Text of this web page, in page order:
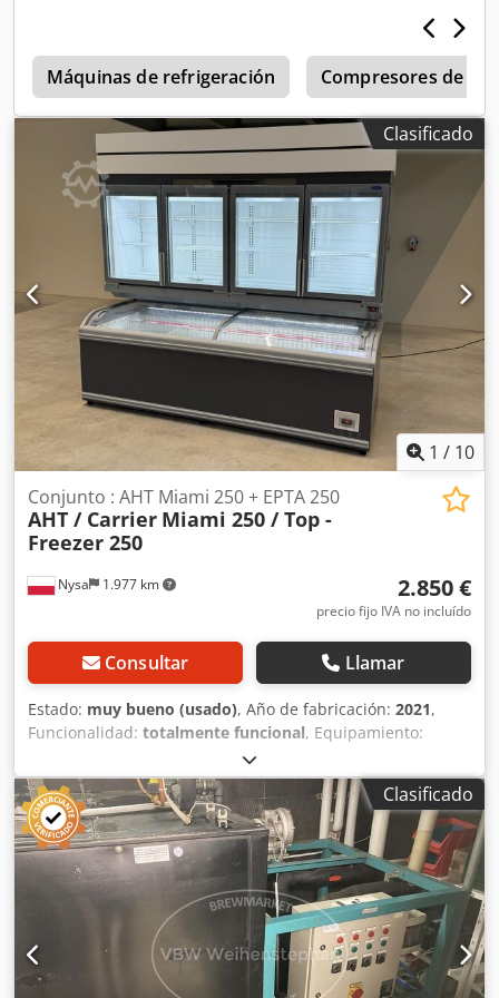
pruebas por el técnico oficial autorizado por Magnum ICC
Italy (Grupo Unilever). Piezas de repuesto originales,
mantenimiento periódico certificado, almacenamiento
conforme a las normas HACCP, documentación completa.
Gas R290 (cumple con la normativa F-Gas de la UE
517/2014). Origen multinacional Algida/Unilever/Magnum,
verificable. Precio de lista nuevo: 5.000 € + (oportunidad
única para distribuidores y operadores). Todas completas,
incluidos los estantes, en perfecto estado.
Especificaciones: 725 mm (ancho) × 664 mm (profundidad)
× 2.010 mm (alto) | -18 °C | 372 litros | 260 kg (embalada)
| 4 cristales templados de 360 ° | modelo autónomo con
conexión directa a la red eléctrica. Inspección previa a la
compra disponible en el almacén de Roma. Dkjdpfx
Aiszdkmyj Ijr Se puede organizar la entrega. Se ofrece un
precio especial para lotes de más de 50 unidades.
Máquinas de refrigeración Compresores de
Clasificado
1 / 10
Nysa 1.977 km
Conjunto : AHT Miami 250 + EPTA 250
AHT / Carrier Miami 250 / Top -
Freezer 250
2.850 €
precio fijo IVA no incluído
Consultar Llamar
Estado: muy bueno (usado), Año de fabricación: 2021,
Funcionalidad: totalmente funcional, Equipamiento:
, Conjunto : EPTA Costan / Carrier
Top Freezer + AHT Miami 250 Congelador Congelador
arcón congelador enchufe listo multiuso congelador
discounter Costan EPTA / CARRIER Top Freezer 2580 G
Solución moderna para ampliar la capacidad del
congelador Armarios refrigerados listos para enchufar
Datos técnicos - foto añadida La unidad de congelación
sirve como ampliación del congelador y ahorra espacio.
Dkjdjzi Uanjpfx Ai Ijr Puede ajustarse a través de MIAMI
250. Máquina usada - muy buen estado - probada y
totalmente funcional. REFRIGERANTE - R290 Los costes de
Clasificado